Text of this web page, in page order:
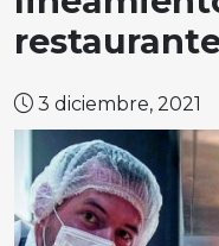
3 diciembre, 2021